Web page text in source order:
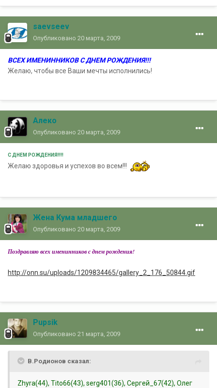
saevseev
Опубликовано 20 марта, 2009
ВСЕХ ИМЕНИННИКОВ С ДНЕМ РОЖДЕНИЯ!!!
Желаю, чтобы все Ваши мечты исполнились!
Алеко
Опубликовано 20 марта, 2009
С ДНЕМ РОЖДЕНИЯ!!!!
Желаю здоровья и успехов во всем!!!
Жена Кума младшего
Опубликовано 20 марта, 2009
Поздравляю всех именинников с днем рождения!
http://onn.su/uploads/1209834465/gallery_2_176_50844.gif
Pupsik
Опубликовано 21 марта, 2009
В.Родионов сказал:
Zhyra(44), Tito66(43), serg401(36), Сергей_67(42), Олег